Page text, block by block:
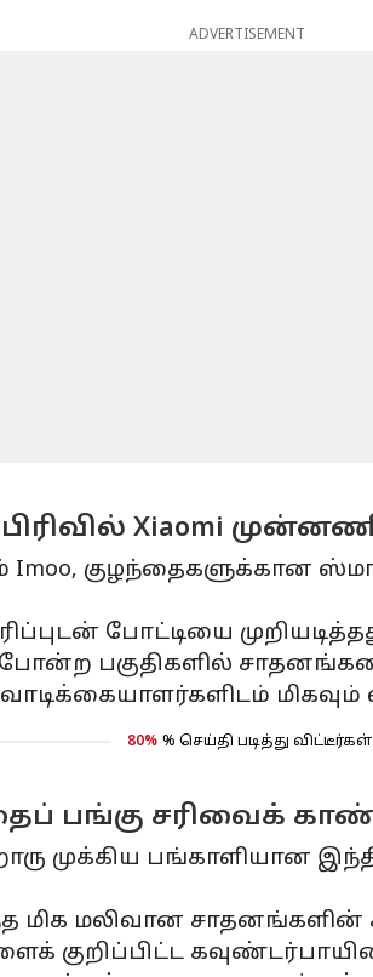
ADVERTISEMENT
Xiaomi
Imoo, குழந்தைகளுக்கான
போட்டியை
போன்ற பகுதிகளில்
மிகவும்
80% % செய்தி படித்து விட்டீர்கள்
பங்கு சரிவைக்
பங்காளியான
மிக மலிவான
குறிப்பிட்ட